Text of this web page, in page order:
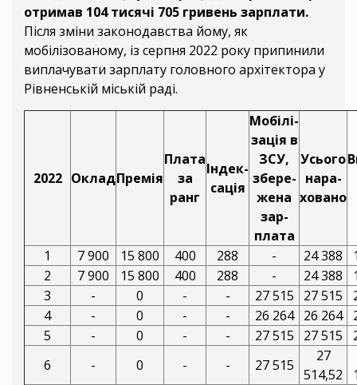
отримав 104 тисячі 705 гривень зарплати.
Після зміни законодавства йому, як
мобілізованому, із серпня 2022 року припинили
виплачувати зарплату головного архітектора у
Рівненській міській раді.
2022 ОкладПремія
Плата
за
ранг
Індек-
сація
Мобілі-
зація в
ЗСУ,
збере-
жена
зар-
плата
Усього
нара-
ховано
1 7 900 15 800 400 288 - 24 388
2
7 900 15 800 400 288 - 24 388
3
- 0 - - 27 515 27 515
4
- 0 - - 26 264 26 264
5
- 0 - - 27 515 27 515
6
- 0 - - 27 515
27
514,52